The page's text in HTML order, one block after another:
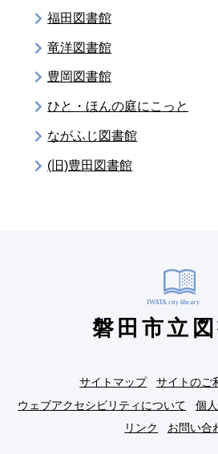
福田図書館
竜洋図書館
豊岡図書館
ひと・ほんの庭にこっと
ながふじ図書館
(旧)豊田図書館
磐田市立
サイトマップ
サイトのご
ウェブアクセシビリティについて
個
リンク
お問い合